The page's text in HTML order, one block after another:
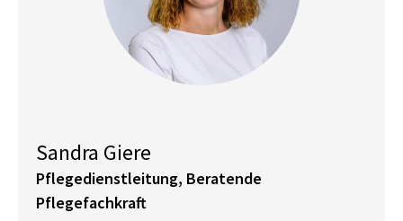
Sandra Giere
Pflegedienstleitung, Beratende
Pflegefachkraft